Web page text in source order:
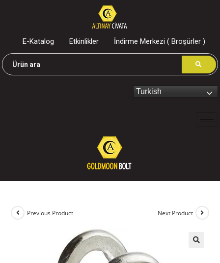
E-Katalog Etkinlikler İndirme Merkezi ( Broşürler )
Turkish
Previous Product Next Product